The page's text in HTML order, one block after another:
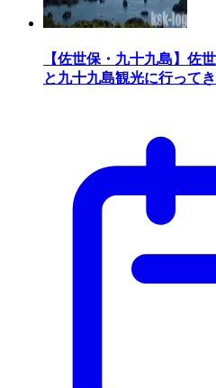
【佐世保・九十九島】佐
と九十九島観光に行って